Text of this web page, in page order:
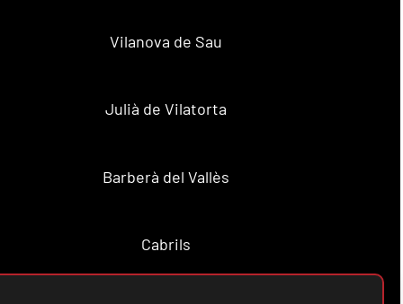
Vilanova de Sau
Julià de Vilatorta
Barberà del Vallès
Cabrils